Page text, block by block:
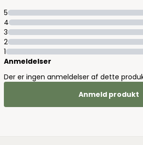
5
4
3
2
1
Anmeldelser
Der er ingen anmeldelser af dette
Anmeld produkt